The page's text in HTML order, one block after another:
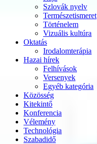
Szlovák nyelv
Természetismeret
Történelem
Vizuális kultúra
Oktatás
Irodalomterápia
Hazai hírek
Felhívások
Versenyek
Egyéb kategória
Közösség
Kitekintő
Konferencia
Vélemény
Technológia
Szabadidő